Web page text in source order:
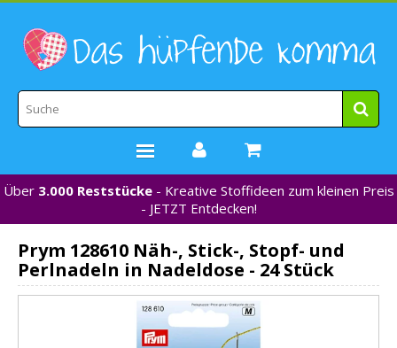
STOFFE
WEBBÄNDER
MARKEN
*NEU*
Über 3.000 Reststücke- Kreative Stoffideen zum kleinen Preis
- JETZT Entdecken!
Prym 128610 Näh-, Stick-, Stopf- und
Perlnadeln in Nadeldose - 24 Stück